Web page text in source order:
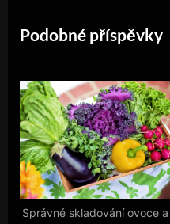
příspěvek
v
i
o
u
s
P
o
s
t
x
t
P
o
s
t
:
Podobné příspěvky
Správné skladování ovoce a